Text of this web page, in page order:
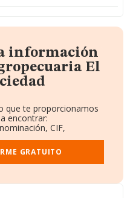
información
El
que te proporcionamos
encontrar:
CIF,
(BORME).
y Empleados.
y Administradores.
GRATUITO